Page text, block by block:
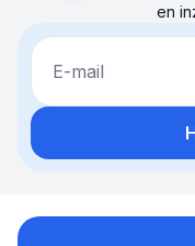
en
E-mail